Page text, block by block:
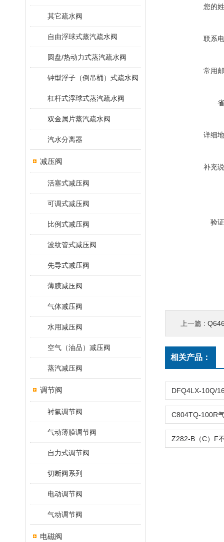
其它疏水阀
自由浮球式蒸汽疏水阀
圆盘/热动力式蒸汽疏水阀
钟型浮子（倒吊桶）式疏水阀
杠杆式浮球式蒸汽疏水阀
双金属片蒸汽疏水阀
汽水分离器
减压阀
活塞式减压阀
可调式减压阀
比例式减压阀
波纹管式减压阀
先导式减压阀
薄膜减压阀
气体减压阀
水用减压阀
空气（油品）减压阀
蒸汽减压阀
调节阀
衬氟调节阀
气动薄膜调节阀
自力式调节阀
切断阀系列
电动调节阀
气动调节阀
电磁阀
您的
联系
常用
详细
补充
验
上一篇 :
相关产品：